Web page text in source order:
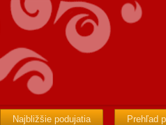
Najbližšie podujatia
Prehľad